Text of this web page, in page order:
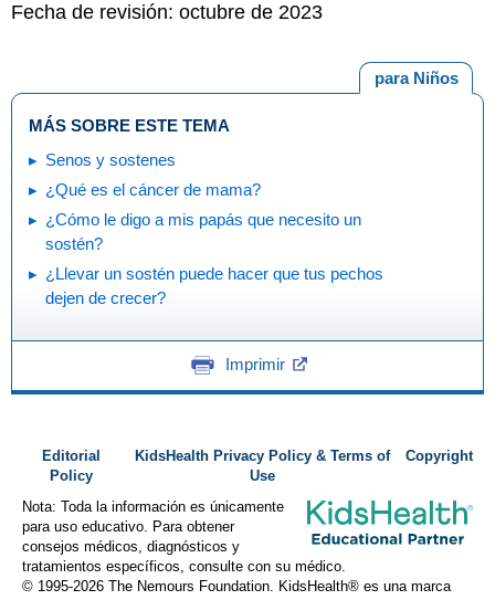
Fecha de revisión: octubre de 2023
para Niños
MÁS SOBRE ESTE TEMA
Senos y sostenes
¿Qué es el cáncer de mama?
¿Cómo le digo a mis papás que necesito un
sostén?
¿Llevar un sostén puede hacer que tus pechos
dejen de crecer?
Imprimir
Editorial
Policy
KidsHealth Privacy Policy & Terms of
Use
Copyright
Nota: Toda la información es únicamente
para uso educativo. Para obtener
consejos médicos, diagnósticos y
tratamientos específicos, consulte con su médico.
© 1995-2026 The Nemours Foundation. KidsHealth® es una marca